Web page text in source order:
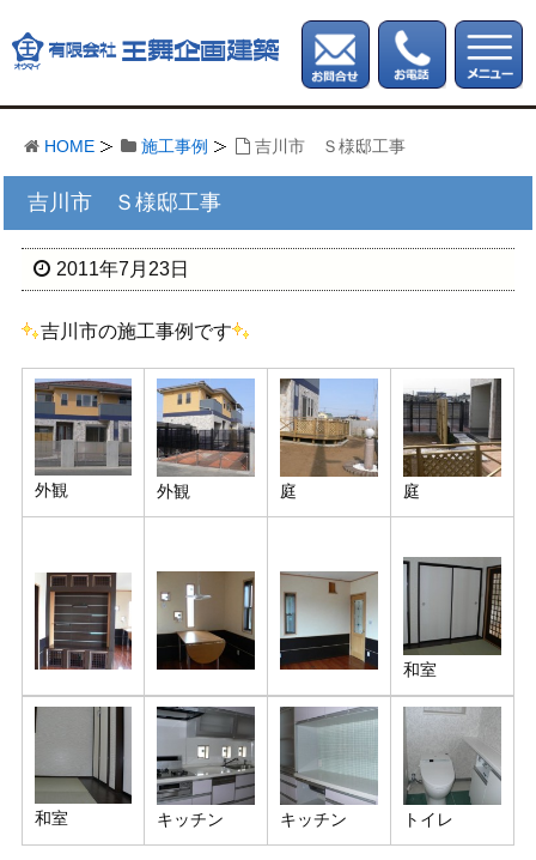
HOME 施工事例 吉川市 Ｓ様邸工事
吉川市 Ｓ様邸工事
2011年7月23日
吉川市の施工事例です
外観 外観 庭 庭
和室
和室 キッチン キッチン トイレ